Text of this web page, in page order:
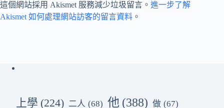
這個網站採用 Akismet 服務減少垃圾留言。 進一步了解
Akismet 如何處理網站訪客的留言資料 。
上學 (224) 二人 (68) 他 (388) 做 (67)